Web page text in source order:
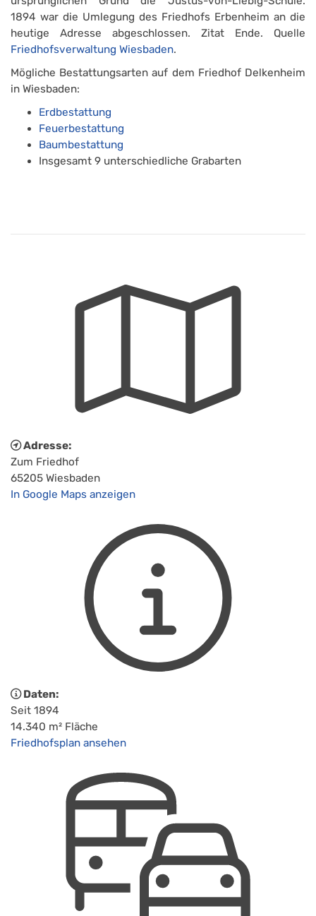
1894 war die Umlegung des Friedhofs Erbenheim an die
heutige Adresse abgeschlossen. Zitat Ende. Quelle
Friedhofsverwaltung Wiesbaden.
Mögliche Bestattungsarten auf dem Friedhof Delkenheim
in Wiesbaden:
Erdbestattung
Feuerbestattung
Baumbestattung
Insgesamt 9 unterschiedliche Grabarten
Adresse:
Zum Friedhof
65205 Wiesbaden
In Google Maps anzeigen
Daten:
Seit 1894
14.340 m² Fläche
Friedhofsplan ansehen